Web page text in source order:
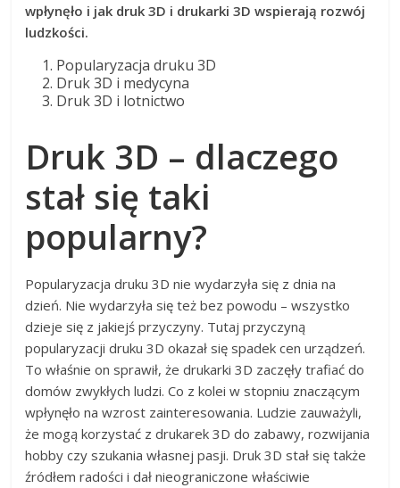
wpłynęło i jak druk 3D i drukarki 3D wspierają rozwój
ludzkości.
Popularyzacja druku 3D
Druk 3D i medycyna
Druk 3D i lotnictwo
Druk 3D – dlaczego
stał się taki
popularny?
Popularyzacja druku 3D nie wydarzyła się z dnia na
dzień. Nie wydarzyła się też bez powodu – wszystko
dzieje się z jakiejś przyczyny. Tutaj przyczyną
popularyzacji druku 3D okazał się spadek cen urządzeń.
To właśnie on sprawił, że drukarki 3D zaczęły trafiać do
domów zwykłych ludzi. Co z kolei w stopniu znaczącym
wpłynęło na wzrost zainteresowania. Ludzie zauważyli,
że mogą korzystać z drukarek 3D do zabawy, rozwijania
hobby czy szukania własnej pasji. Druk 3D stał się także
źródłem radości i dał nieograniczone właściwie